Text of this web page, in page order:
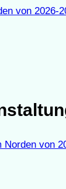
von 2026-
Norden von